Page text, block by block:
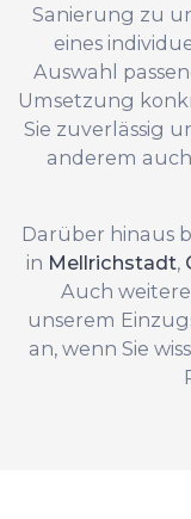
Sanierung zu
eines
Auswahl
Umsetzung
Sie zuverlässig
anderem
Darüber hinaus
in Mellrichstadt,
Auch
unserem
an, wenn Sie